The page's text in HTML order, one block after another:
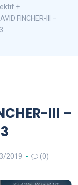
+
FINCHER-III –
III –
2019 (0)